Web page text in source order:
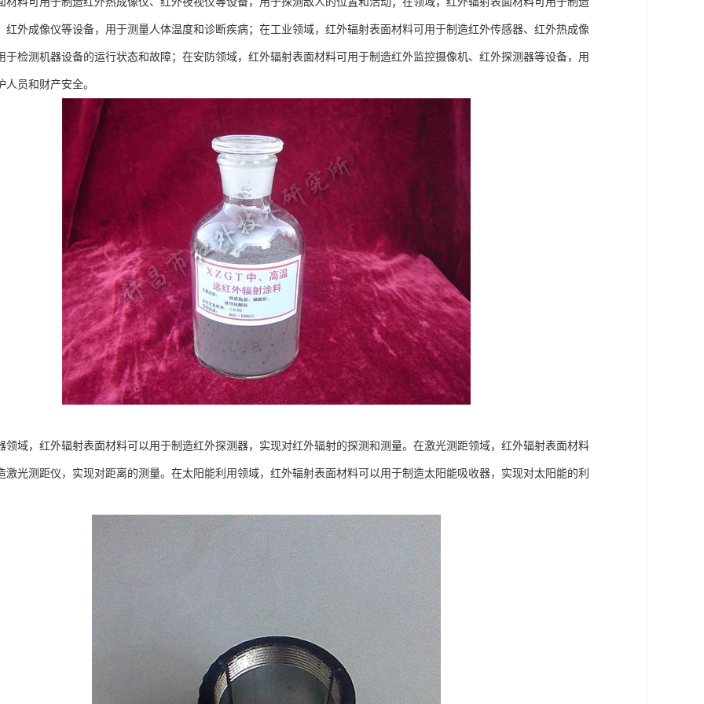
红外成像仪等设备，用于测量人体温度和诊断疾病；在工业领域，红外辐射表面材料可用于制造红外传感器、红外热成像
于检测机器设备的运行状态和故障；在安防领域，红外辐射表面材料可用于制造红外监控摄像机、红外探测器等设备，用
人员和财产安全。
领域，红外辐射表面材料可以用于制造红外探测器，实现对红外辐射的探测和测量。在激光测距领域，红外辐射表面材料
激光测距仪，实现对距离的测量。在太阳能利用领域，红外辐射表面材料可以用于制造太阳能吸收器，实现对太阳能的利